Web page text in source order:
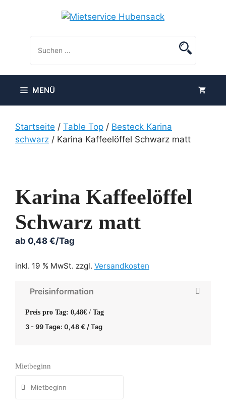
MENÜ
Startseite / Table Top / Besteck Karina
schwarz / Karina Kaffeelöffel Schwarz matt
Karina Kaffeelöffel
Schwarz matt
ab 0,48 €/Tag
inkl. 19 % MwSt. zzgl. Versandkosten
Preisinformation
Preis pro Tag: 0,48€ / Tag
3 - 99 Tage: 0,48€ / Tag
Mietbeginn